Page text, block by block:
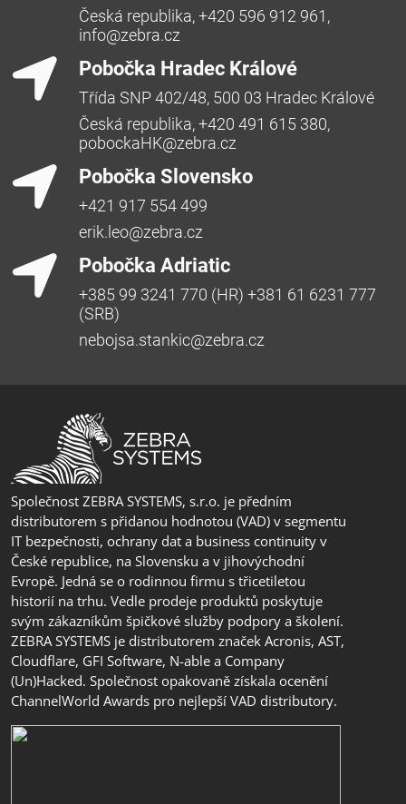
Česká republika, +420 596 912 961,
info@zebra.cz
Pobočka Hradec Králové
Třída SNP 402/48, 500 03 Hradec Králové
Česká republika, +420 491 615 380,
pobockaHK@zebra.cz
Pobočka Slovensko
+421 917 554 499
erik.leo@zebra.cz
Pobočka Adriatic
+385 99 3241 770 (HR) +381 61 6231 777
(SRB)
nebojsa.stankic@zebra.cz
Společnost ZEBRA SYSTEMS, s.r.o. je předním
distributorem s přidanou hodnotou (VAD) v segmentu
IT bezpečnosti, ochrany dat a business continuity v
České republice, na Slovensku a v jihovýchodní
Evropě. Jedná se o rodinnou firmu s třicetiletou
historií na trhu. Vedle prodeje produktů poskytuje
svým zákazníkům špičkové služby podpory a školení.
ZEBRA SYSTEMS je distributorem značek Acronis, AST,
Cloudflare, GFI Software, N-able a Company
(Un)Hacked. Společnost opakovaně získala ocenění
ChannelWorld Awards pro nejlepší VAD distributory.